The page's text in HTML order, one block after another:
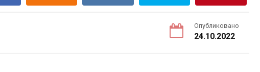
Опубликовано
24.10.2022